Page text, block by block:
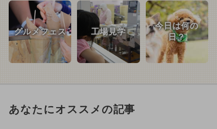
グルメフェス 工場見学
今日は何の
日？
あなたにオススメの記事